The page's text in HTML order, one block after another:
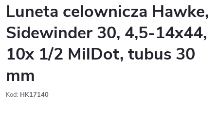
Luneta celownicza Hawke,
Sidewinder 30, 4,5-14x44,
10x 1/2 MilDot, tubus 30
mm
Kod: HK17140